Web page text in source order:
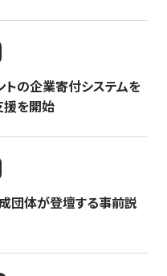
トの企業寄付システムを
を開始
団体が登壇する事前説